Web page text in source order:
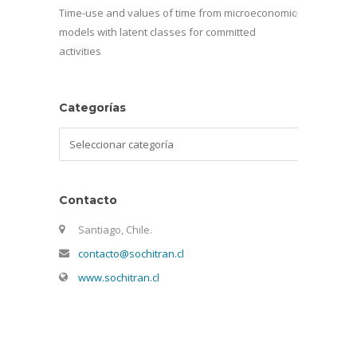
Time-use and values of time from microeconomic
models with latent classes for committed
activities
Categorías
Contacto
Santiago, Chile.
contacto@sochitran.cl
www.sochitran.cl